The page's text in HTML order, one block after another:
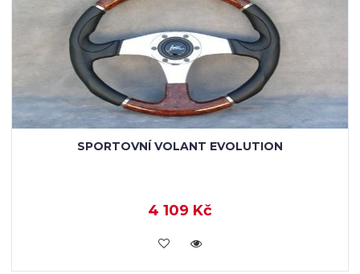
SPORTOVNÍ VOLANT EVOLUTION
4 109 Kč
KOUPIT